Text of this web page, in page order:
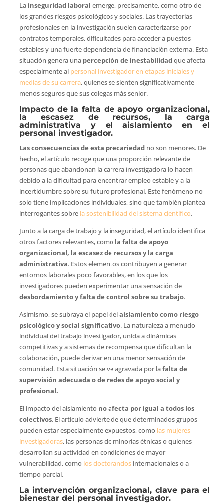
La inseguridad laboral emerge, precisamente, como otro de
los grandes riesgos psicológicos y sociales. Las trayectorias
profesionales en la investigación suelen caracterizarse por
contratos temporales, dificultades para acceder a puestos
estables y una fuerte dependencia de financiación externa. Esta
situación genera una percepción de inestabilidadque afecta
especialmente al personal investigador en etapas iniciales y
medias de su carrera, quienes se sienten significativamente
menos seguros que sus colegas más senior.
Impacto de la falta de apoyo organizacional,
la escasez de recursos, la carga
administrativa y el aislamiento en el
personal investigador.
Las consecuencias de esta precariedadno son menores. De
hecho, el artículo recoge que una proporción relevante de
personas que abandonan la carrera investigadora lo hacen
debido a la dificultad para encontrar empleo estable y a la
incertidumbre sobre su futuro profesional. Este fenómeno no
solo tiene implicaciones individuales, sino que también plantea
interrogantes sobrela sostenibilidad del sistema científico.
Junto a la carga de trabajo y la inseguridad, el artículo identifica
otros factores relevantes, como la falta de apoyo
organizacional, la escasez de recursos y la carga
administrativa. Estos elementos contribuyen a generar
entornos laborales poco favorables, en los que los
investigadores pueden experimentar una sensación de
desbordamiento y falta de control sobre su trabajo.
Asimismo, se subraya el papel delaislamiento como riesgo
psicológico y social significativo. La naturaleza a menudo
individual del trabajo investigador, unida a dinámicas
competitivas y a sistemas de recompensa que dificultan la
colaboración, puede derivar en una menor sensación de
comunidad. Esta situación se ve agravada por lafalta de
supervisión adecuada o de redes de apoyo social y
profesional.
El impacto del aislamiento no afecta por igual a todos los
colectivos. El artículo advierte de que determinados grupos
pueden estar especialmente expuestos, comolas mujeres
investigadoras, las personas de minorías étnicas o quienes
desarrollan su actividad en condiciones de mayor
vulnerabilidad, como los doctorandosinternacionales o a
tiempo parcial.
La intervención organizacional, clave para el
bienestar del personal investigador.